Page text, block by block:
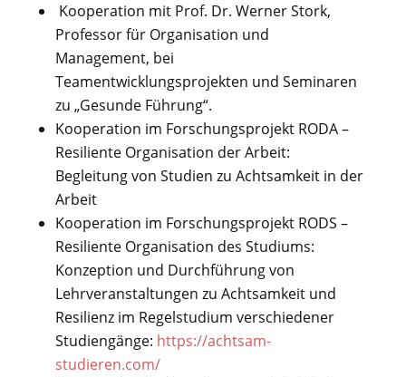
Kooperation mit Prof. Dr. Werner Stork,
Professor für Organisation und
Management, bei
Teamentwicklungsprojekten und Seminaren
zu „Gesunde Führung“.
Kooperation im Forschungsprojekt RODA –
Resiliente Organisation der Arbeit:
Begleitung von Studien zu Achtsamkeit in der
Arbeit
Kooperation im Forschungsprojekt RODS –
Resiliente Organisation des Studiums:
Konzeption und Durchführung von
Lehrveranstaltungen zu Achtsamkeit und
Resilienz im Regelstudium verschiedener
Studiengänge: https://achtsam-
studieren.com/